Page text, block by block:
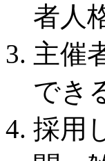
者人
主催
でき
採用